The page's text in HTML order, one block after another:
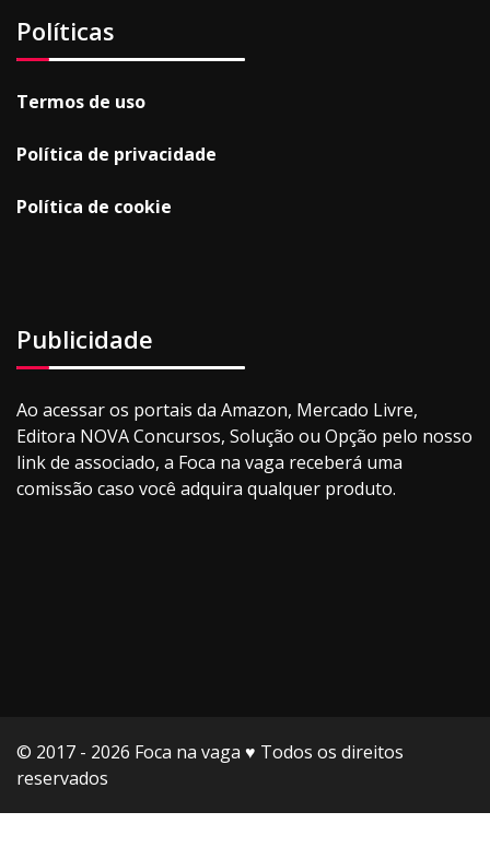
Políticas
Termos de uso
Política de privacidade
Política de cookie
Publicidade
Ao acessar os portais da Amazon, Mercado Livre,
Editora NOVA Concursos, Solução ou Opção pelo nosso
link de associado, a Foca na vaga receberá uma
comissão caso você adquira qualquer produto.
© 2017 - 2026 Foca na vaga ♥️ Todos os direitos
reservados